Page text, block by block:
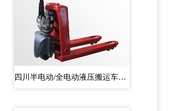
四川半电动/全电动液压搬运车托...